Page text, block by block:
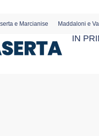
e Marcianise Maddaloni e
IN